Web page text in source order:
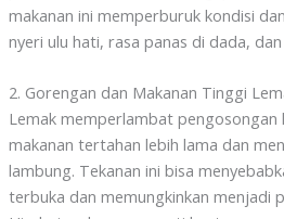
makanan ini memperburuk kondisi
nyeri ulu hati, rasa panas di dada, dan
2. Gorengan dan Makanan Tinggi
Lemak memperlambat pengosongan
makanan tertahan lebih lama dan
lambung. Tekanan ini bisa
terbuka dan memungkinkan menjadi